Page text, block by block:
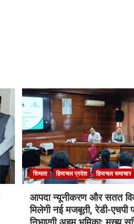
शिमला हिमाचल प्रदेश हिमाचल समाचार
आपदा न्यूनीकरण और सतत
मिलेगी नई मजबूती, रेडी-एचपी